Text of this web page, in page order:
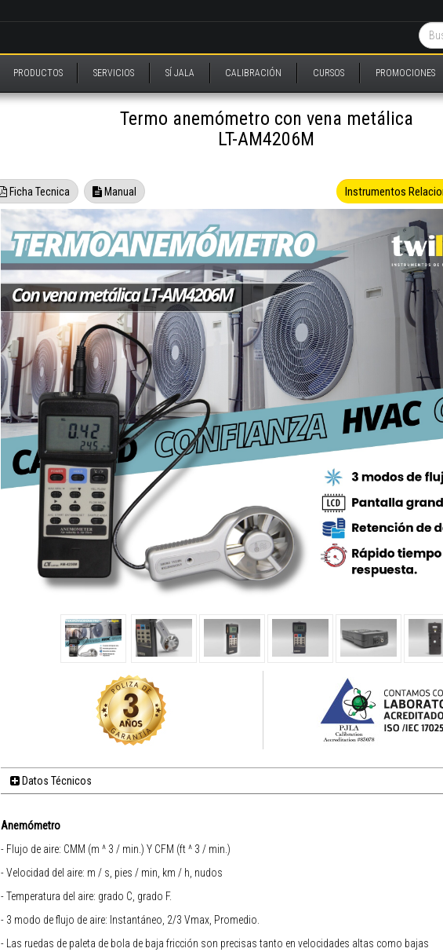
PRODUCTOS SERVICIOS SÍ JALA CALIBRACIÓN CURSOS PROMOCIONES
Termo anemómetro con vena metálica
LT-AM4206M
Instrumentos
Ficha Tecnica Manual
Datos Técnicos
Anemómetro
- Flujo de aire: CMM (m ^ 3 / min.) Y CFM (ft ^ 3 / min.)
- Velocidad del aire: m / s, pies / min, km / h, nudos
- Temperatura del aire: grado C, grado F.
- 3 modo de flujo de aire: Instantáneo, 2/3 Vmax, Promedio.
- Las ruedas de paleta de bola de baja fricción son precisas tanto en velocidades altas como bajas